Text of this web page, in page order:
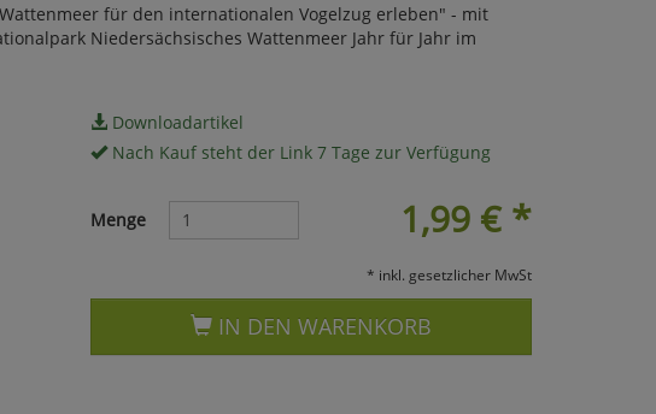
für den internationalen Vogelzug erleben" - mit
Niedersächsisches Wattenmeer Jahr für Jahr im
Downloadartikel
Nach Kauf steht der Link 7 Tage zur Verfügung
1,99 €*
Menge
* inkl. gesetzlicher MwSt
IN DEN WARENKORB